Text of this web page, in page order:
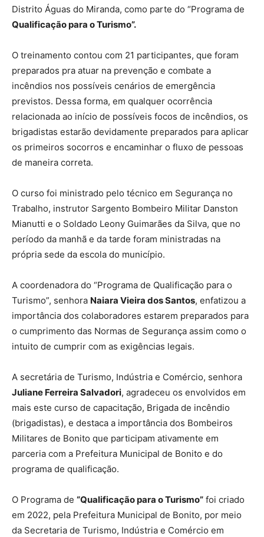
Distrito Águas do Miranda, como parte do “Programa de
Qualificação para o Turismo”.
O treinamento contou com 21 participantes, que foram
preparados pra atuar na prevenção e combate a
incêndios nos possíveis cenários de emergência
previstos. Dessa forma, em qualquer ocorrência
relacionada ao início de possíveis focos de incêndios, os
brigadistas estarão devidamente preparados para aplicar
os primeiros socorros e encaminhar o fluxo de pessoas
de maneira correta.
O curso foi ministrado pelo técnico em Segurança no
Trabalho, instrutor Sargento Bombeiro Militar Danston
Mianutti e o Soldado Leony Guimarães da Silva, que no
período da manhã e da tarde foram ministradas na
própria sede da escola do município.
A coordenadora do “Programa de Qualificação para o
Turismo”, senhora Naiara Vieira dos Santos, enfatizou a
importância dos colaboradores estarem preparados para
o cumprimento das Normas de Segurança assim como o
intuito de cumprir com as exigências legais.
A secretária de Turismo, Indústria e Comércio, senhora
Juliane Ferreira Salvadori, agradeceu os envolvidos em
mais este curso de capacitação, Brigada de incêndio
(brigadistas), e destaca a importância dos Bombeiros
Militares de Bonito que participam ativamente em
parceria com a Prefeitura Municipal de Bonito e do
programa de qualificação.
O Programa de “Qualificação para o Turismo” foi criado
em 2022, pela Prefeitura Municipal de Bonito, por meio
da Secretaria de Turismo, Indústria e Comércio em